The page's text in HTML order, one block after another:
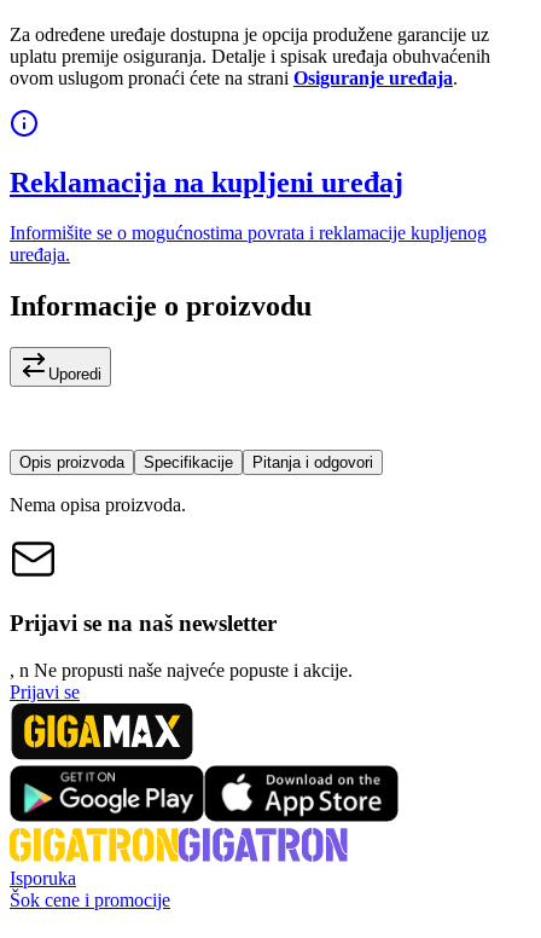
Za određene uređaje dostupna je opcija produžene garancije uz
uplatu premije osiguranja. Detalje i spisak uređaja obuhvaćenih
ovom uslugom pronaći ćete na strani Osiguranje uređaja.
Reklamacija na kupljeni uređaj
Informišite se o mogućnostima povrata i reklamacije kupljenog
uređaja.
Informacije o proizvodu
Uporedi
Opis proizvoda Specifikacije Pitanja i odgovori
Nema opisa proizvoda.
Prijavi se na naš newsletter
, n Ne propusti naše najveće popuste i akcije.
Prijavi se
Isporuka
Šok cene i promocije